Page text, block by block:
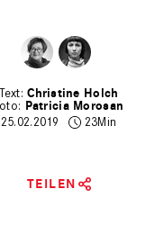
Christine Holch
Patricia Morosan
25.02.2019
23Min
TEILEN